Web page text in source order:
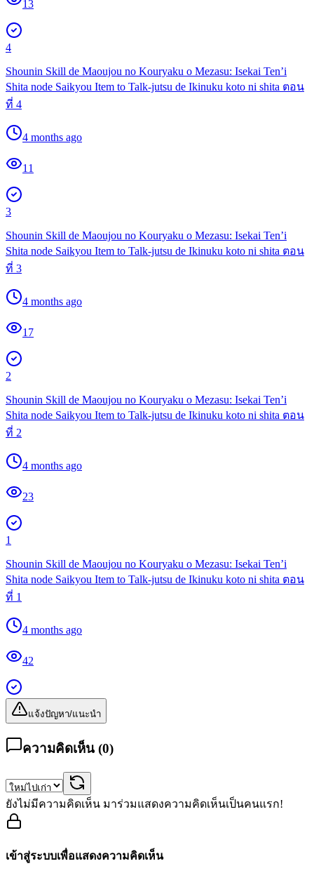
13
4
Shounin Skill de Maoujou no Kouryaku o Mezasu: Isekai Ten’i
Shita node Saikyou Item to Talk-jutsu de Ikinuku koto ni shita ตอน
ที่ 4
4 months ago
11
3
Shounin Skill de Maoujou no Kouryaku o Mezasu: Isekai Ten’i
Shita node Saikyou Item to Talk-jutsu de Ikinuku koto ni shita ตอน
ที่ 3
4 months ago
17
2
Shounin Skill de Maoujou no Kouryaku o Mezasu: Isekai Ten’i
Shita node Saikyou Item to Talk-jutsu de Ikinuku koto ni shita ตอน
ที่ 2
4 months ago
23
1
Shounin Skill de Maoujou no Kouryaku o Mezasu: Isekai Ten’i
Shita node Saikyou Item to Talk-jutsu de Ikinuku koto ni shita ตอน
ที่ 1
4 months ago
42
แจ้งปัญหา/แนะนำ
ความคิดเห็น (0)
ยังไม่มีความคิดเห็น มาร่วมแสดงความคิดเห็นเป็นคนแรก!
เข้าสู่ระบบเพื่อแสดงความคิดเห็น